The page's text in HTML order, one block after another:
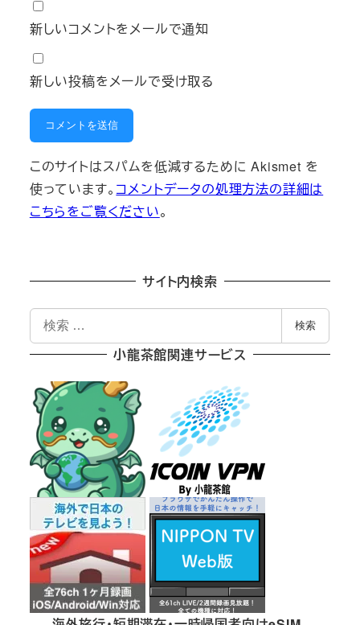
新しいコメントをメールで通知
新しい投稿をメールで受け取る
このサイトはスパムを低減するために Akismet を
使っています。 コメントデータの処理方法の詳細は
こちらをご覧ください。
サイト内検索
検
索
検索
小龍茶館関連サービス